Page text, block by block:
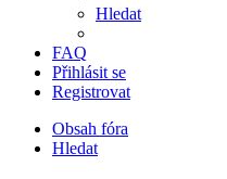
Hledat
FAQ
Přihlásit se
Registrovat
Obsah fóra
Hledat